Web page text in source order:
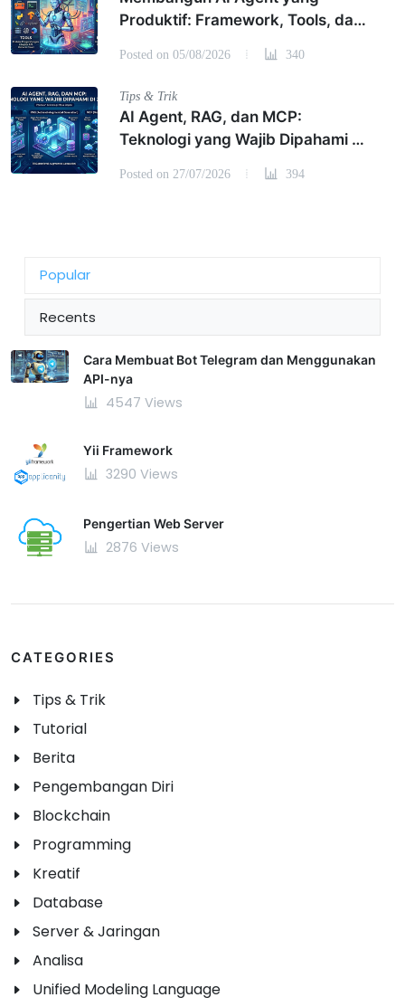
Produktif: Framework, Tools, dan
Posted on 05/08/2026 340
Tips & Trik
AI Agent, RAG, dan MCP:
Teknologi yang Wajib Dipahami di
Posted on 27/07/2026 394
Popular
Recents
Cara Membuat Bot Telegram dan Menggunakan
API-nya
4547 Views
Yii Framework
3290 Views
Pengertian Web Server
2876 Views
CATEGORIES
Tips & Trik
Tutorial
Berita
Pengembangan Diri
Blockchain
Programming
Kreatif
Database
Server & Jaringan
Analisa
Unified Modeling Language